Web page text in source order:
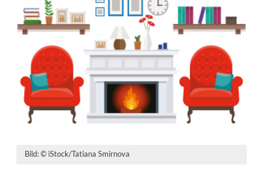
Bild: © iStock/Tatiana Smirnova